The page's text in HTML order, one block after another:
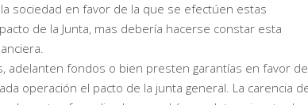
sociedad en favor de la que se efectúen estas
de la Junta, mas debería hacerse constar esta
adelanten fondos o bien presten garantías en favor de
operación el pacto de la junta general. La carencia